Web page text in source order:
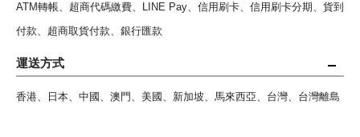
ATM轉帳、超商代碼繳費、LINE Pay、信用刷卡、信用刷卡分期、貨到
付款、超商取貨付款、銀行匯款
運送方式
香港、日本、中國、澳門、美國、新加坡、馬來西亞、台灣、台灣離島